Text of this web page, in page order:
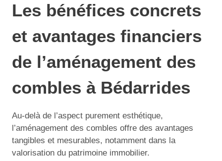
Les bénéfices concrets
et avantages financiers
de l’aménagement des
combles à Bédarrides
Au-delà de l’aspect purement esthétique,
l’aménagement des combles offre des avantages
tangibles et mesurables, notamment dans la
valorisation du patrimoine immobilier.